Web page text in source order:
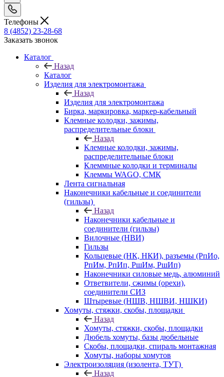
Телефоны
8 (4852) 23-28-68
Заказать звонок
Каталог
Назад
Каталог
Изделия для электромонтажа
Назад
Изделия для электромонтажа
Бирка, маркировка, маркер-кабельный
Клемные колодки, зажимы,
распределительные блоки
Назад
Клемные колодки, зажимы,
распределительные блоки
Клеммные колодки и терминалы
Клеммы WAGO, СМК
Лента сигнальная
Наконечники кабельные и соединители
(гильзы)
Назад
Наконечники кабельные и
соединители (гильзы)
Вилочные (НВИ)
Гильзы
Кольцевые (НК, НКИ), разъемы (РпИо,
РпИм, РпИп, РшИм, РшИп)
Наконечники силовые медь, алюминий
Ответвители, сжимы (орехи),
соединители СИЗ
Штыревые (НШВ, НШВИ, НШКИ)
Хомуты, стяжки, скобы, площадки
Назад
Хомуты, стяжки, скобы, площадки
Дюбель хомуты, базы дюбельные
Скобы, площадки, спираль монтажная
Хомуты, наборы хомутов
Электроизоляция (изолента, ТУТ)
Назад